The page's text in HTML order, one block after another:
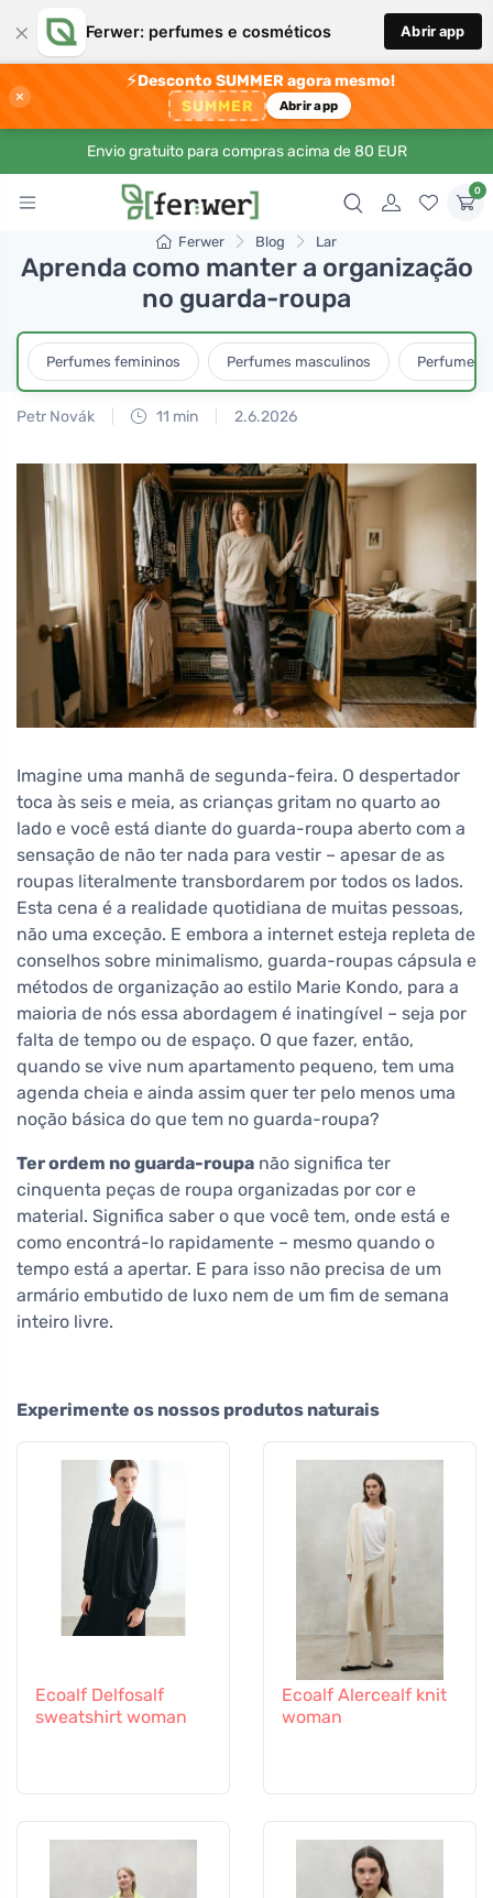
× Ferwer: perfumes e cosméticos Abrir app
×
⚡Desconto SUMMER agora mesmo!
SUMMER Abrir app
Envio gratuito para compras acima de 80 EUR
0
Ferwer Blog Lar
Aprenda como manter a organização
no guarda-roupa
Perfumes femininos Perfumes masculinos Perfumes
Petr Novák 11 min 2.6.2026
Imagine uma manhã de segunda-feira. O despertador
toca às seis e meia, as crianças gritam no quarto ao
lado e você está diante do guarda-roupa aberto com a
sensação de não ter nada para vestir – apesar de as
roupas literalmente transbordarem por todos os lados.
Esta cena é a realidade quotidiana de muitas pessoas,
não uma exceção. E embora a internet esteja repleta de
conselhos sobre minimalismo, guarda-roupas cápsula e
métodos de organização ao estilo Marie Kondo, para a
maioria de nós essa abordagem é inatingível – seja por
falta de tempo ou de espaço. O que fazer, então,
quando se vive num apartamento pequeno, tem uma
agenda cheia e ainda assim quer ter pelo menos uma
noção básica do que tem no guarda-roupa?
Ter ordem no guarda-roupa não significa ter
cinquenta peças de roupa organizadas por cor e
material. Significa saber o que você tem, onde está e
como encontrá-lo rapidamente – mesmo quando o
tempo está a apertar. E para isso não precisa de um
armário embutido de luxo nem de um fim de semana
inteiro livre.
Experimente os nossos produtos naturais
Ecoalf Delfosalf
sweatshirt woman
Ecoalf Alercealf knit
woman